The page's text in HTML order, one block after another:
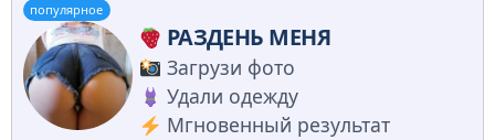
популярное
РАЗДЕНЬ МЕНЯ
Загрузи фото
Удали одежду
Мгновенный результат